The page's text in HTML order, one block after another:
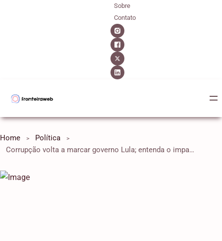
Sobre
Contato
Home
Política
Corrupção volta a marcar governo Lula; entenda o impacto político da crise no INSS